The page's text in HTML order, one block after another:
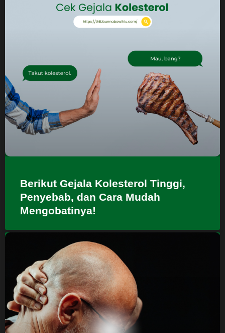
Berikut Gejala Kolesterol Tinggi,
Penyebab, dan Cara Mudah
Mengobatinya!